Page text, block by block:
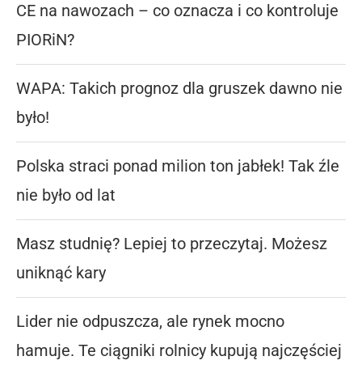
CE na nawozach – co oznacza i co kontroluje
PIORiN?
WAPA: Takich prognoz dla gruszek dawno nie
było!
Polska straci ponad milion ton jabłek! Tak źle
nie było od lat
Masz studnię? Lepiej to przeczytaj. Możesz
uniknąć kary
Lider nie odpuszcza, ale rynek mocno
hamuje. Te ciągniki rolnicy kupują najczęściej